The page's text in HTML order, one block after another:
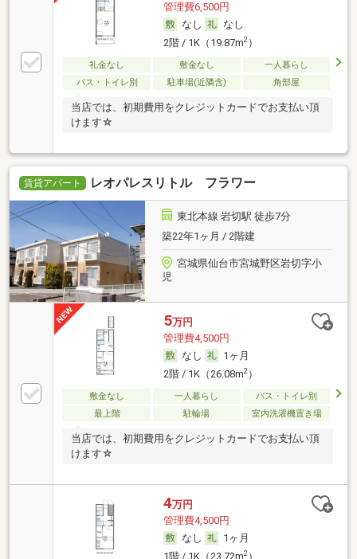
管理費6,500円
なし
なし
2階 / 1K（19.87m2）
礼金なし 敷金なし
一人暮らし
バス・トイレ別
駐車場(近隣含) 角部屋
当店では、初期費用をクレジットカードでお支払い頂
けます☆
賃貸アパート レオパレスリトル フラワー
東北本線 岩切駅 徒歩7分
築22年1ヶ月 / 2階建
宮城県仙台市宮城野区岩切字小
児
5万円
管理費4,500円
なし
1ヶ月
2階 / 1K（26.08m2）
敷金なし 一人暮らし
バス・トイレ別
最上階
駐輪場 室内洗濯機置き場
当店では、初期費用をクレジットカードでお支払い頂
けます☆
4万円
管理費4,500円
なし
1ヶ月
2